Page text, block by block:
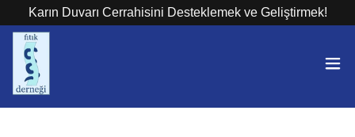
Karın Duvarı Cerrahisini Desteklemek ve Geliştirmek!